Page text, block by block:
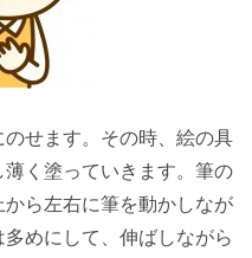
せます。その時、絵の具
薄く塗っていきます。筆の
ら左右に筆を動かしなが
多めにして、伸ばしながら